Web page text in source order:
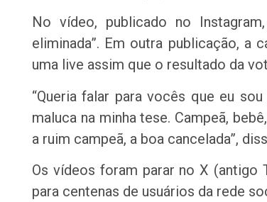
No vídeo, publicado no
eliminada”. Em outra publicação, a
uma live assim que o resultado da
“Queria falar para vocês que eu
maluca na minha tese. Campeã,
a ruim campeã, a boa cancelada”,
Os vídeos foram parar no X (antigo
para centenas de usuários da rede